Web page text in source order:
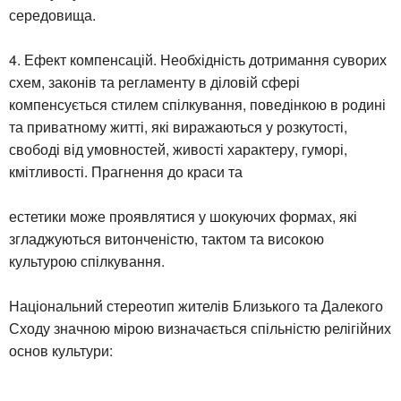
середовища.
4. Ефект компенсацій. Необхідність дотримання суворих
схем, законів та регламенту в діловій сфері
компенсується стилем спілкування, поведінкою в родині
та приватному житті, які виражаються у розкутості,
свободі від умовностей, живості характеру, гуморі,
кмітливості. Прагнення до краси та
естетики може проявлятися у шокуючих формах, які
згладжуються витонченістю, тактом та високою
культурою спілкування.
Національний стереотип жителів Близького та Далекого
Сходу значною мірою визначається спільністю релігійних
основ культури: